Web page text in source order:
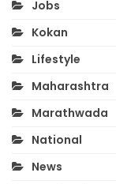
Jobs
Kokan
Lifestyle
Maharashtra
Marathwada
National
News